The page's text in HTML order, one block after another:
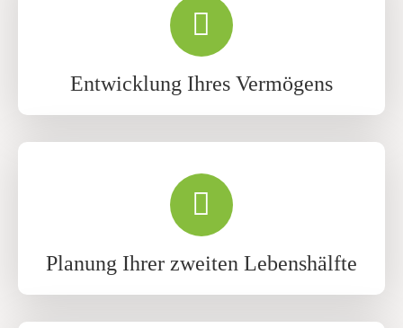
Entwicklung Ihres Vermögens
Planung Ihrer zweiten Lebenshälfte